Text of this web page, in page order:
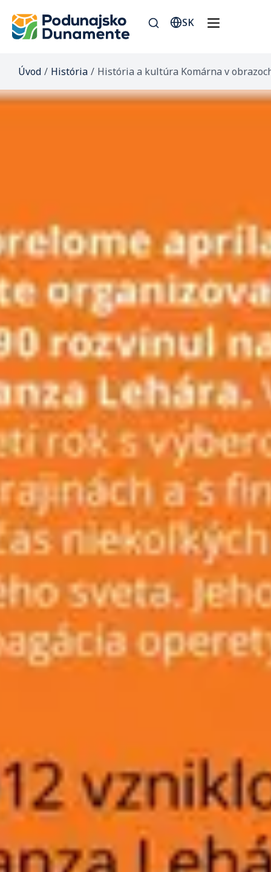
SK
Úvod / História / História a kultúra Komárna v